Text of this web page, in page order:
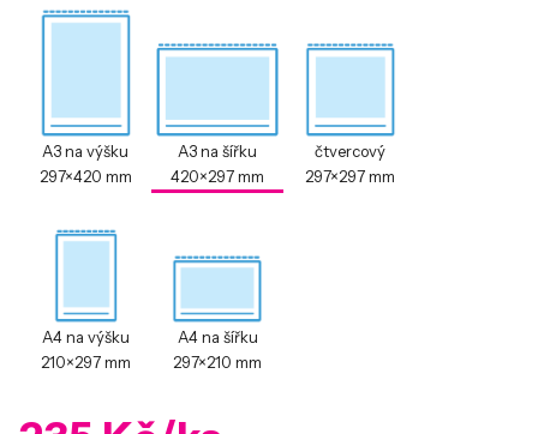
A3 na výšku
297×420 mm
A3 na šířku
420×297 mm
čtvercový
297×297 mm
A4 na výšku
210×297 mm
A4 na šířku
297×210 mm